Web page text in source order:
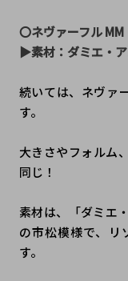
〇ネヴァーフル MM
▶︎素材：ダミエ・
続いては、ネヴァ
す。
大きさやフォルム
同じ！
素材は、「ダミエ
の市松模様で、リ
す。